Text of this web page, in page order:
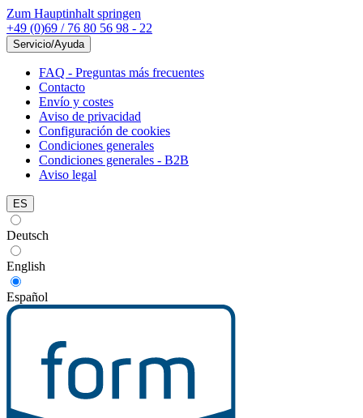
Zum Hauptinhalt springen
+49 (0)69 / 76 80 56 98 - 22
Servicio/Ayuda
FAQ - Preguntas más frecuentes
Contacto
Envío y costes
Aviso de privacidad
Configuración de cookies
Condiciones generales
Condiciones generales - B2B
Aviso legal
ES
Deutsch
English
Español